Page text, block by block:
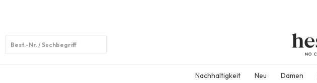
Nachhaltigkeit Neu Damen